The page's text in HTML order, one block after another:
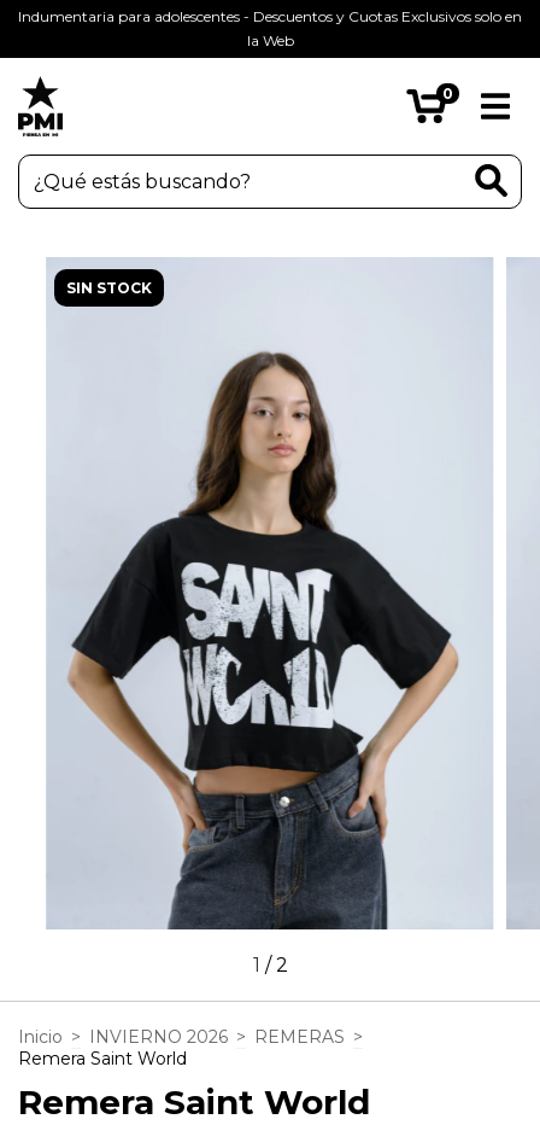
Indumentaria para adolescentes - Descuentos y Cuotas Exclusivos solo en
la Web
0
SIN STOCK
1 /2
Inicio > INVIERNO 2026 > REMERAS >
Remera Saint World
Remera Saint World